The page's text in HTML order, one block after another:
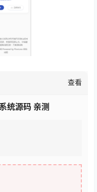
查看
统源码 亲测